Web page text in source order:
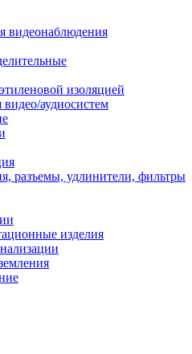
видеонаблюдения
изоляцией
аудиосистем
разъемы, удлинители, фильтры
изделия